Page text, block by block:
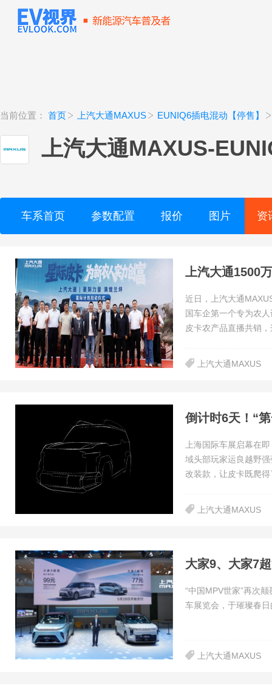
当前位置： 首页 上汽大通MAXUS EUNIQ6插电混动【停售】
上汽大通MAXUS-
车系首页 参数配置 报价 图片 资
近日，上汽大通
国车企第一个专为农
皮卡农产品直播共销
上汽大通MAXUS
上海国际车展启幕在
域头部玩家运良越野
改装款，让皮卡既爬
上汽大通MAXUS
“中国MPV世家”再次
车展览会，于璀璨春
上汽大通MAXUS